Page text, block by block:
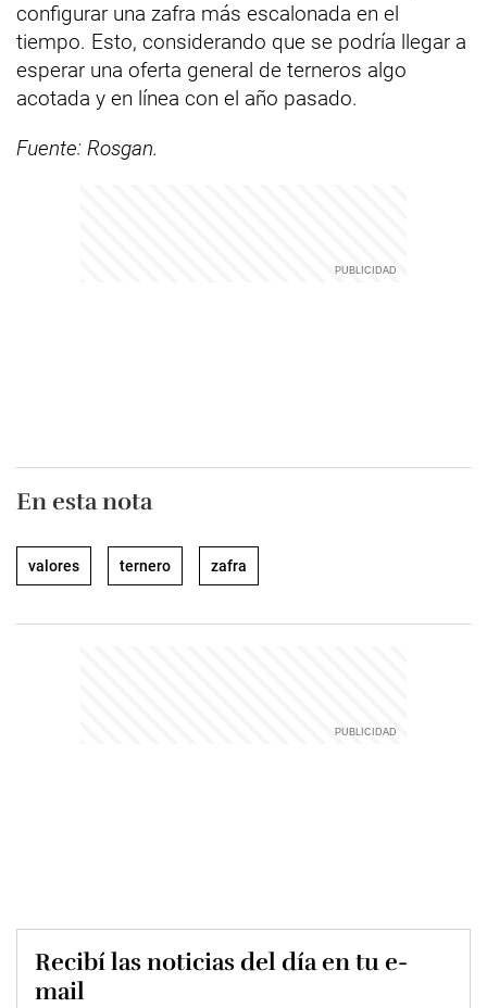
configurar una zafra más escalonada en el
tiempo. Esto, considerando que se podría llegar a
esperar una oferta general de terneros algo
acotada y en línea con el año pasado.
Fuente: Rosgan.
En esta nota
valores ternero zafra
Recibí las noticias del día en tu e-
mail